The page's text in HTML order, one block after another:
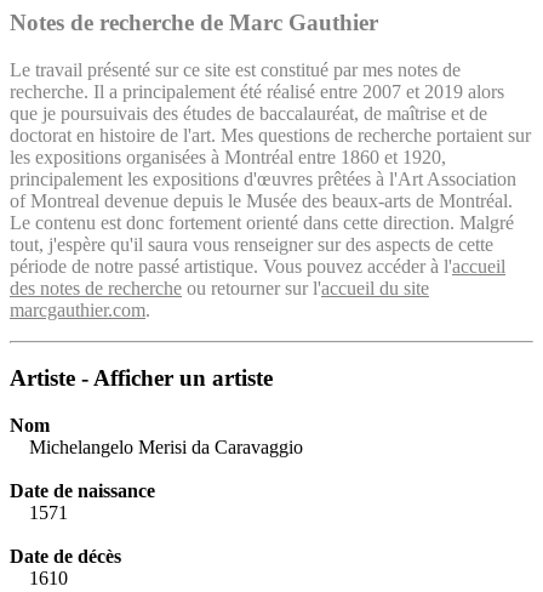
Notes de recherche de Marc Gauthier
Le travail présenté sur ce site est constitué par mes notes de
recherche. Il a principalement été réalisé entre 2007 et 2019 alors
que je poursuivais des études de baccalauréat, de maîtrise et de
doctorat en histoire de l'art. Mes questions de recherche portaient sur
les expositions organisées à Montréal entre 1860 et 1920,
principalement les expositions d'œuvres prêtées à l'Art Association
of Montreal devenue depuis le Musée des beaux-arts de Montréal.
Le contenu est donc fortement orienté dans cette direction. Malgré
tout, j'espère qu'il saura vous renseigner sur des aspects de cette
période de notre passé artistique. Vous pouvez accéder à l'accueil
des notes de recherche ou retourner sur l'accueil du site
marcgauthier.com.
Artiste - Afficher un artiste
Nom
Michelangelo Merisi da Caravaggio
Date de naissance
1571
Date de décès
1610